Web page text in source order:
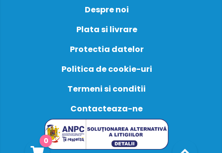
0
Despre noi
Plata si livrare
Protectia datelor
Politica de cookie-uri
Termeni si conditii
Contacteaza-ne